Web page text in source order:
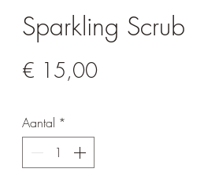
Sparkling Scrub
€ 15,00Prijs
Aantal *